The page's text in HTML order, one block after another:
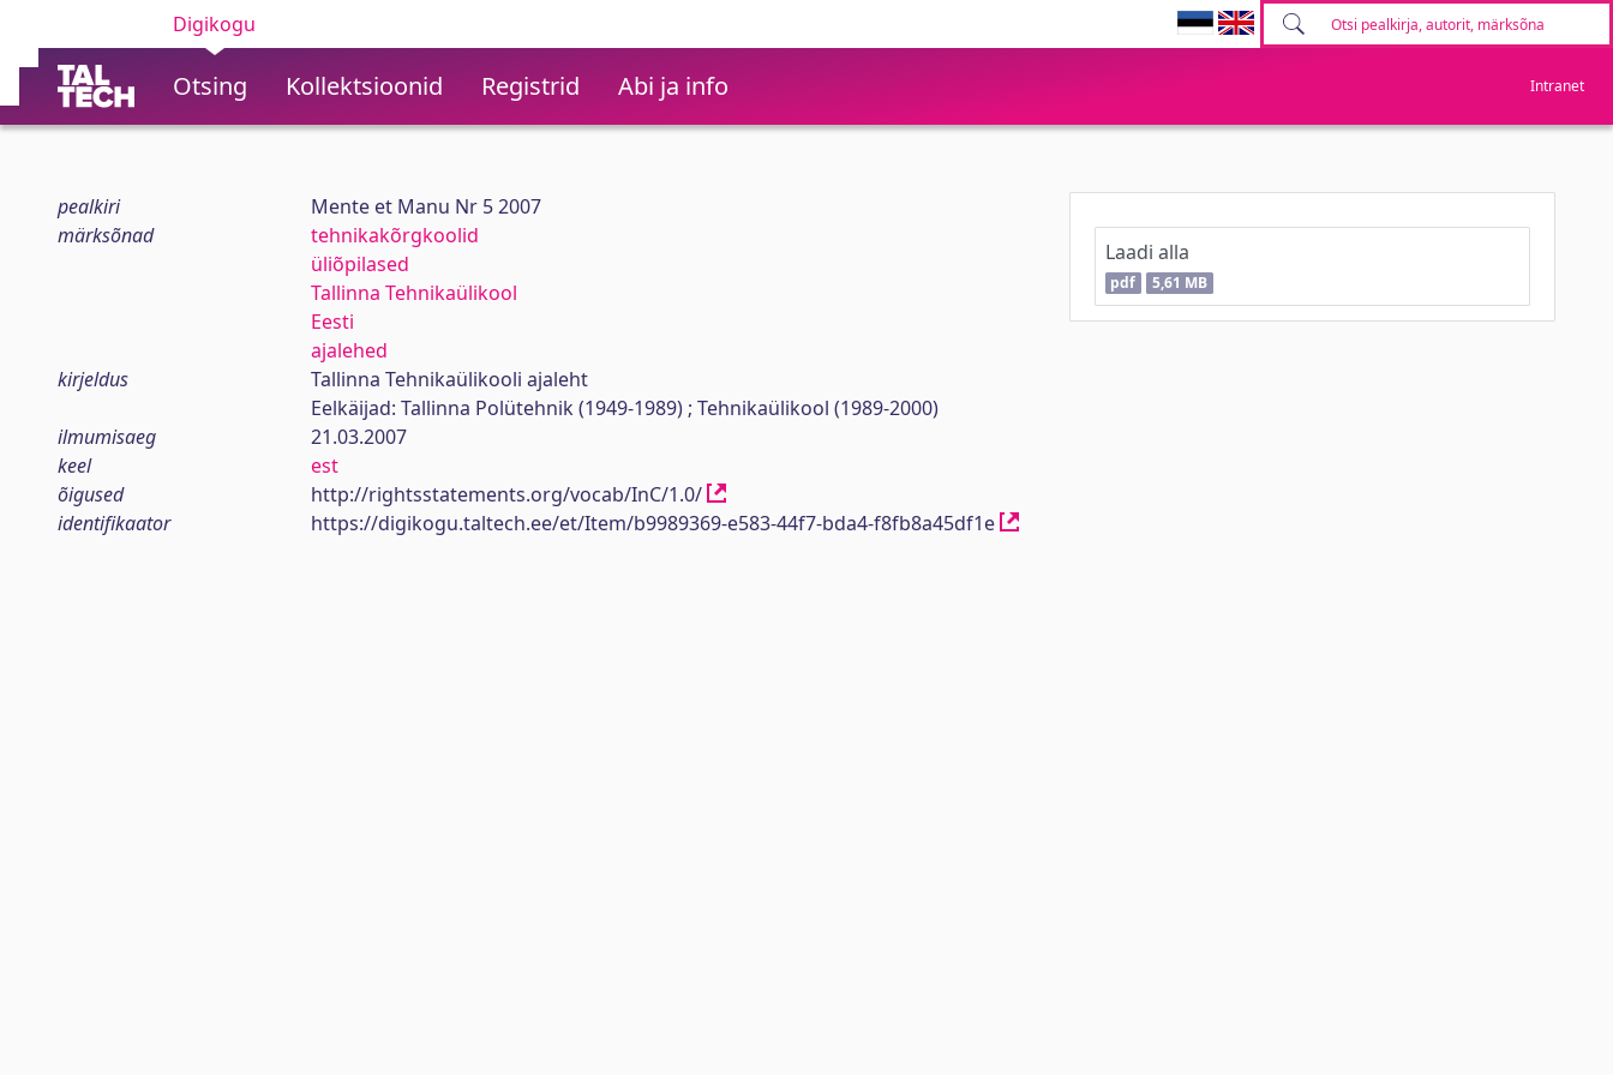
Digikogu
Otsing Kollektsioonid Registrid Abi ja info Intranet
pealkiri
Mente et Manu Nr 5 2007
märksõnad
tehnikakõrgkoolid
üliõpilased
Tallinna Tehnikaülikool
Eesti
ajalehed
kirjeldus
Tallinna Tehnikaülikooli ajaleht
Eelkäijad: Tallinna Polütehnik (1949-1989) ; Tehnikaülikool (1989-2000)
ilmumisaeg
21.03.2007
keel
est
õigused
http://rightsstatements.org/vocab/InC/1.0/
identifikaator
https://digikogu.taltech.ee/et/Item/b9989369-e583-44f7-bda4-f8fb8a45df1e
Laadi alla
pdf 5,61 MB